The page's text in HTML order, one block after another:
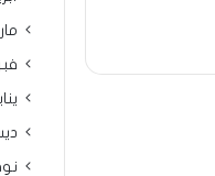
يناير